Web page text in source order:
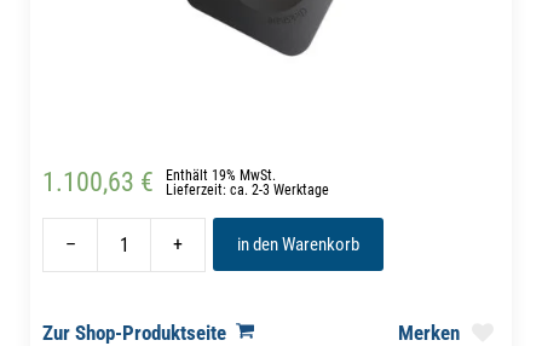
1.100,63 €
Enthält 19% MwSt.
Lieferzeit: ca. 2-3 Werktage
– + in den Warenkorb
Zur Shop-Produktseite
Merken